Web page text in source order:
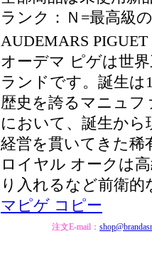
ランク：Ｎ=最高級
AUDEMARS
オーデマ ピゲは世
ランドです。誕生は
歴史を誇るマニュフ
において、誕生か
経営を貫いてきた
ロイヤル オークは
り入れるなど前衛
マピゲ コピー
注文E-mail：